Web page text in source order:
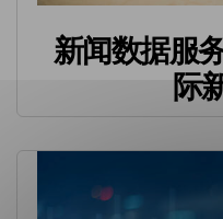
新闻数据服
际